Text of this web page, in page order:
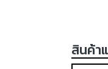
สินค้า